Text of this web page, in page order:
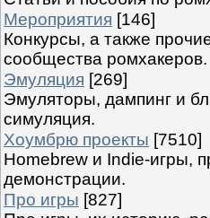
Мероприятия [146]
Конкурсы, а также
сообщества ромхакеров.
Эмуляция [269]
Эмуляторы, дампинг и
симуляция.
Хоумбрю проекты [7510]
Homebrew и Indie-игры,
демонстрации.
Про игры [827]